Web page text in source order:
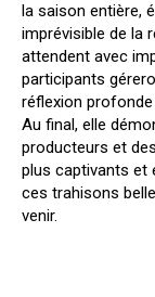
la saison entière,
imprévisible de la
attendent avec
participants
réflexion
Au final, elle
producteurs et
plus captivants et
ces trahisons
venir.